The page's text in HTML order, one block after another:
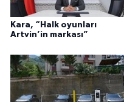
Kara, “Halk oyunları
Artvin’in markası”